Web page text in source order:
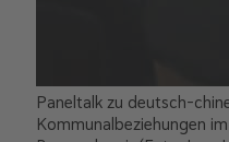
Paneltalk zu deutsch-
Kommunalbeziehungen